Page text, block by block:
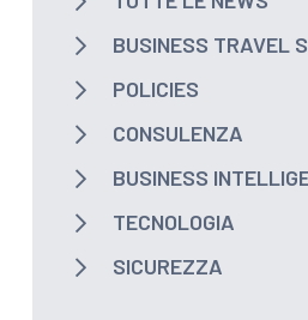
BUSINESS TRAVEL
POLICIES
CONSULENZA
BUSINESS
TECNOLOGIA
SICUREZZA